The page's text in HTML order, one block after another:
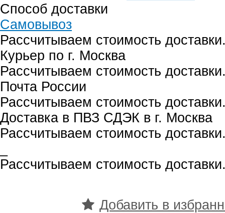
Способ доставки
Самовывоз
Рассчитываем стоимость
Курьер по г. Москва
Рассчитываем стоимость
Почта России
Рассчитываем стоимость
Доставка в ПВЗ СДЭК в г. Москва
Рассчитываем стоимость
Рассчитываем стоимость
Добавить в